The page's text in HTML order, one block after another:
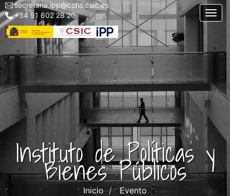
Pasar
al
contenido
Menu
top
left
secretaria.ipp@cchs.csic.es
+34 91 602 28 20
Instituto de Políticas y
Bienes Públicos
Inicio
Evento